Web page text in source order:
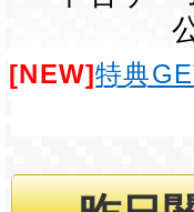
[NEW]特典